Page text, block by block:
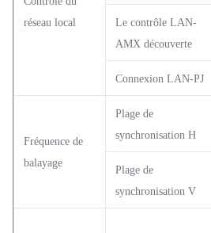
réseau local
Le contrôle LAN-
AMX découverte
Connexion LAN-PJ
Fréquence de
balayage
Plage de
synchronisation H
Plage de
synchronisation V